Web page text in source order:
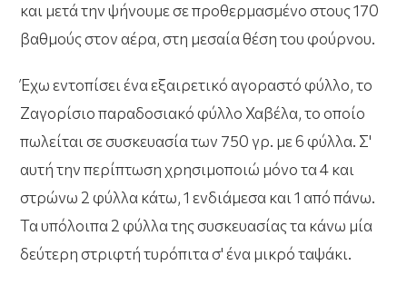
και μετά την ψήνουμε σε προθερμασμένο στους 170
βαθμούς στον αέρα, στη μεσαία θέση του φούρνου.
Έχω εντοπίσει ένα εξαιρετικό αγοραστό φύλλο, το
Ζαγορίσιο παραδοσιακό φύλλο Χαβέλα, το οποίο
πωλείται σε συσκευασία των 750 γρ. με 6 φύλλα. Σ'
αυτή την περίπτωση χρησιμοποιώ μόνο τα 4 και
στρώνω 2 φύλλα κάτω, 1 ενδιάμεσα και 1 από πάνω.
Τα υπόλοιπα 2 φύλλα της συσκευασίας τα κάνω μία
δεύτερη στριφτή τυρόπιτα σ' ένα μικρό ταψάκι.